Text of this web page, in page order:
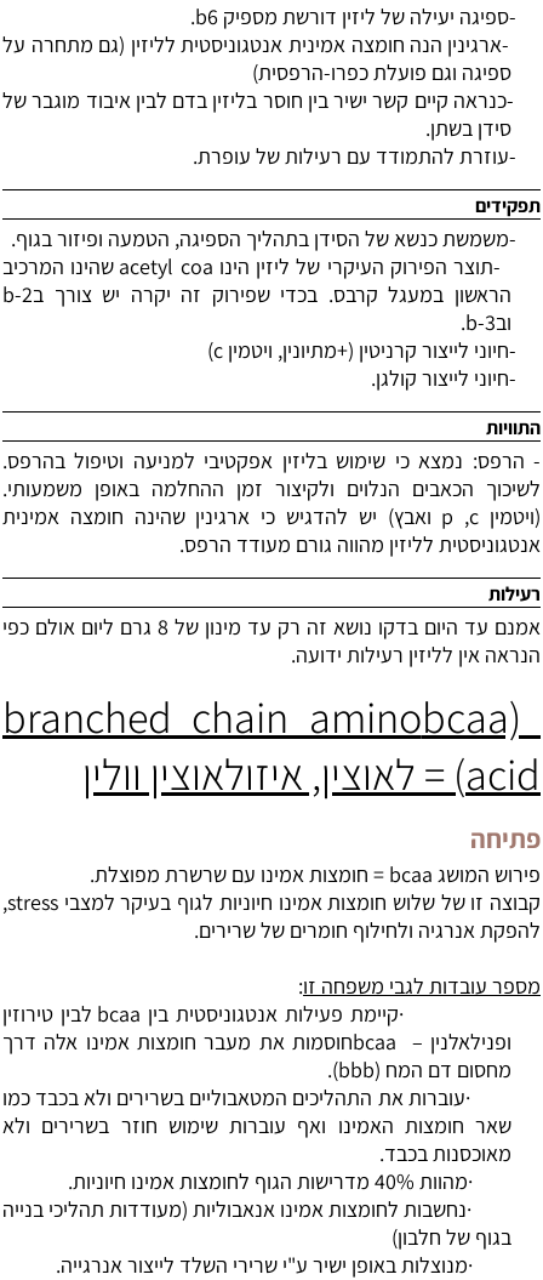
-ספיגה יעילה של ליזין דורשת מספיק 6 b
.
-ארגינין הנה חומצה אמינית אנטגוניסטית לליזין (גם מתחרה על
ספיגה וגם פועלת כפרו-הרפסית)
-כנראה קיים קשר ישיר בין חוסר בליזין בדם לבין איבוד מוגבר של
סידן בשתן.
-עוזרת להתמודד עם רעילות של עופרת.
תפקידים
-משמשת כנשא של הסידן בתהליך הספיגה, הטמעה ופיזור בגוף.
-תוצר הפירוק העיקרי של ליזין הינו acetyl coa שהינו המרכיב
הראשון במעגל קרבס. בכדי שפירוק זה יקרה יש צורך ב2-
b
וב3-
b
.
-חיוני לייצור קרניטין (+מתיונין, ויטמין c
)
-חיוני לייצור קולגן.
התוויות
- הרפס: נמצא כי שימוש בליזין אפקטיבי למניעה וטיפול בהרפס.
לשיכוך הכאבים הנלוים ולקיצור זמן ההחלמה באופן משמעותי.
(ויטמין c
,
p ואבץ) יש להדגיש כי ארגינין שהינה חומצה אמינית
אנטגוניסטית לליזין מהווה גורם מעודד הרפס.
רעילות
אמנם עד היום בדקו נושא זה רק עד מינון של 8 גרם ליום אולם כפי
הנראה אין לליזין רעילות ידועה.
bcaa)
branched chain amino
acid) = לאוצין, איזולאוצין וולין
פתיחה
פירוש המושג bcaa = חומצות אמינו עם שרשרת מפוצלת.
קבוצה זו של שלוש חומצות אמינו חיוניות לגוף בעיקר למצבי stress
,
להפקת אנרגיה ולחילוף חומרים של שרירים.
מספר עובדות לגבי משפחה זו:
·קיימת פעילות אנטגוניסטית בין bcaa לבין טירוזין
ופנילאלנין –
bcaaחוסמות את מעבר חומצות אמינו אלה דרך
מחסום דם המח (bbb
).
·עוברות את התהליכים המטאבוליים בשרירים ולא בכבד כמו
שאר חומצות האמינו ואף עוברות שימוש חוזר בשרירים ולא
מאוכסנות בכבד.
·מהוות 40% מדרישות הגוף לחומצות אמינו חיוניות.
·נחשבות לחומצות אמינו אנאבוליות (מעודדות תהליכי בנייה
בגוף של חלבון)
·מנוצלות באופן ישיר ע"י שרירי השלד לייצור אנרגייה.